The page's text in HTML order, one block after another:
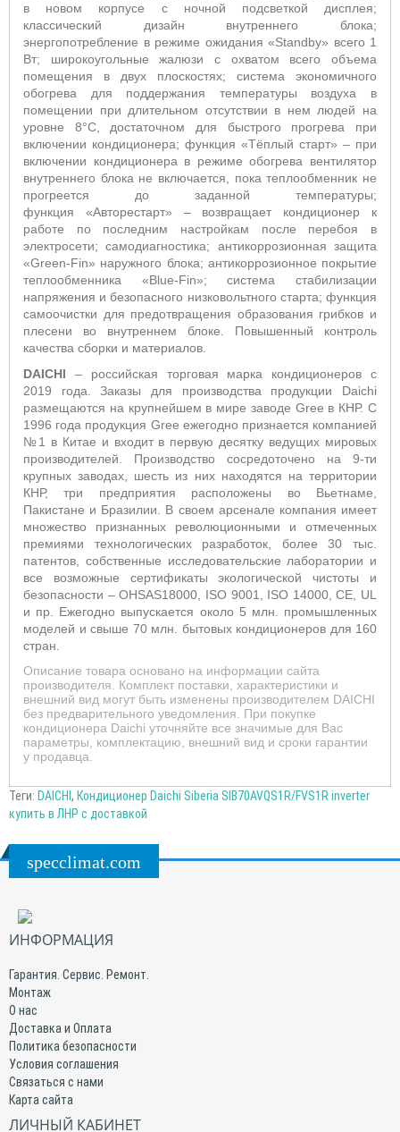
в новом корпусе с ночной подсветкой дисплея;
классический дизайн внутреннего блока;
энергопотребление в режиме ожидания «Standby» всего 1
Вт; широкоугольные жалюзи с охватом всего объема
помещения в двух плоскостях; система экономичного
обогрева для поддержания температуры воздуха в
помещении при длительном отсутствии в нем людей на
уровне 8°С, достаточном для быстрого прогрева при
включении кондиционера; функция «Тёплый старт» – при
включении кондиционера в режиме обогрева вентилятор
внутреннего блока не включается, пока теплообменник не
прогреется до заданной температуры;
функция «Авторестарт» – возвращает кондиционер к
работе по последним настройкам после перебоя в
электросети; самодиагностика; антикоррозионная защита
«Green-Fin» наружного блока; антикоррозионное покрытие
теплообменника «Blue-Fin»; система стабилизации
напряжения и безопасного низковольтного старта; функция
самоочистки для предотвращения образования грибков и
плесени во внутреннем блоке. Повышенный контроль
качества сборки и материалов.
DAICHI – российская торговая марка кондиционеров с
2019 года. Заказы для производства продукции Daichi
размещаются на крупнейшем в мире заводе Gree в КНР. С
1996 года продукция Gree ежегодно признается компанией
№1 в Китае и входит в первую десятку ведущих мировых
производителей. Производство сосредоточено на 9-ти
крупных заводах, шесть из них находятся на территории
КНР, три предприятия расположены во Вьетнаме,
Пакистане и Бразилии. В своем арсенале компания имеет
множество признанных революционными и отмеченных
премиями технологических разработок, более 30 тыс.
патентов, собственные исследовательские лаборатории и
все возможные сертификаты экологической чистоты и
безопасности – OHSAS18000, ISO 9001, ISO 14000, CE, UL
и пр. Ежегодно выпускается около 5 млн. промышленных
моделей и свыше 70 млн. бытовых кондиционеров для 160
стран.
Описание товара основано на информации сайта
производителя. Комплект поставки, характеристики и
внешний вид могут быть изменены производителем DAICHI
без предварительного уведомления. При покупке
кондиционера Daichi уточняйте все значимые для Вас
параметры, комплектацию, внешний вид и сроки гарантии
у продавца.
Теги: DAICHI , Кондиционер Daichi Siberia SIB70AVQS1R/FVS1R inverter
купить в ЛНР с доставкой
specclimat.com
ИНФОРМАЦИЯ
Гарантия. Сервис. Ремонт.
Монтаж
О нас
Доставка и Оплата
Политика безопасности
Условия соглашения
Связаться с нами
Карта сайта
ЛИЧНЫЙ КАБИНЕТ